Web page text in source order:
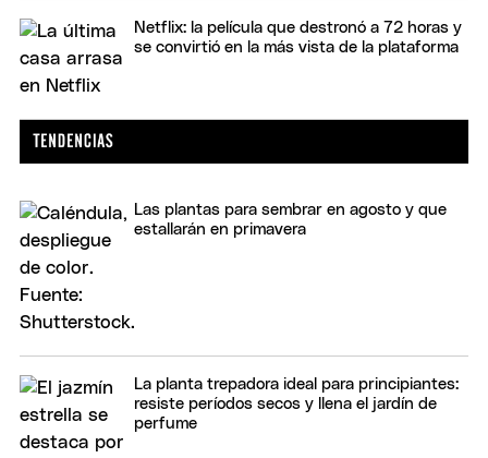
Netflix: la película que destronó a 72 horas y
se convirtió en la más vista de la plataforma
Las plantas para sembrar en agosto y que
estallarán en primavera
La planta trepadora ideal para principiantes:
resiste períodos secos y llena el jardín de
perfume